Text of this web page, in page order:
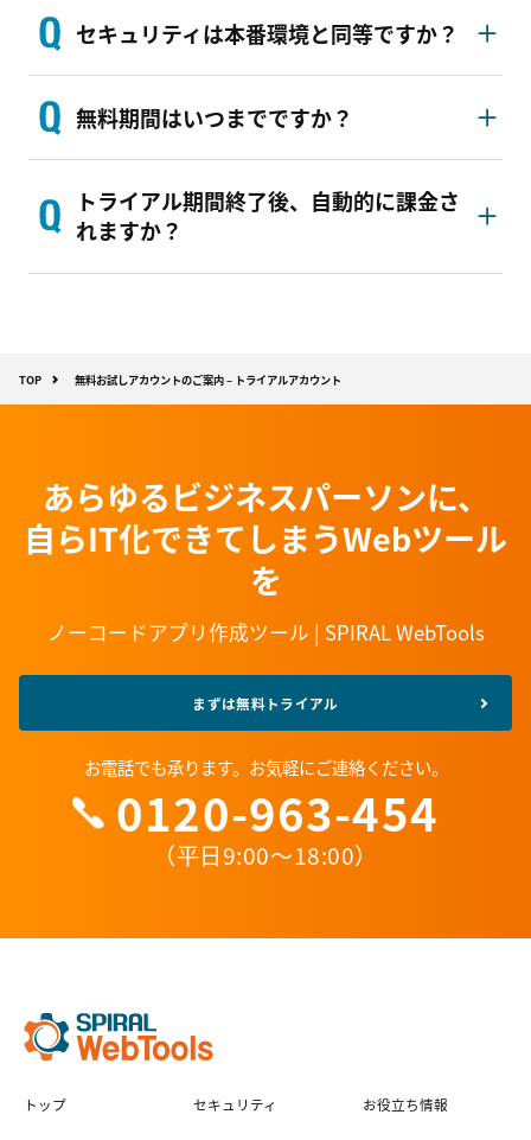
セキュリティは本番環境と同等ですか？
無料期間はいつまでですか？
トライアル期間終了後、自動的に課金さ
れますか？
TOP 無料お試しアカウントのご案内 – トライアルアカウント
あらゆるビジネスパーソンに、
自らIT化できてしまうWebツール
を
ノーコードアプリ作成ツール | SPIRAL WebTools
まずは無料トライアル
お電話でも承ります。お気軽にご連絡ください。
0120-963-454
（平日9:00〜18:00）
トップ セキュリティ お役立ち情報